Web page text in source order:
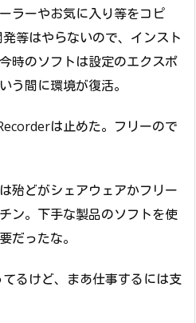
ラーやお気に入り等をコピ
等はやらないので、インスト
時のソフトは設定のエクスポ
う間に環境が復活。
は止めた。フリーので
殆どがシェアウェアかフリー
ン。下手な製品のソフトを使
だったな。
るけど、まあ仕事するには支